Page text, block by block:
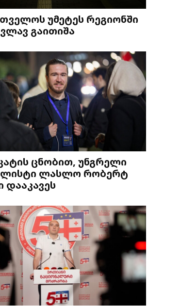
უმეტეს რეგიონში
გაითიშა
ცნობით, უნგრელი
ლასლო რობერტ
დააკავეს